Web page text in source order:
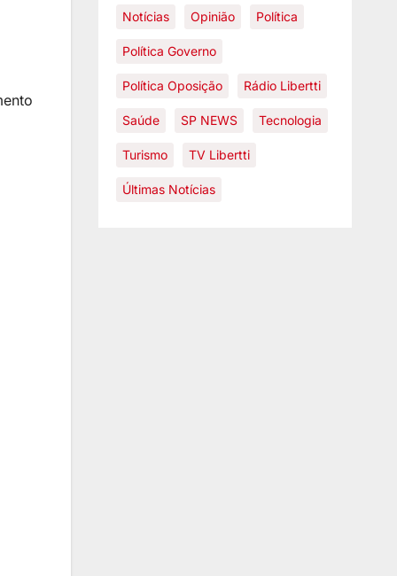
Notícias Opinião Política
Política Governo
Política Oposição Rádio Libertti
Saúde SP NEWS Tecnologia
Turismo TV Libertti
Últimas Notícias